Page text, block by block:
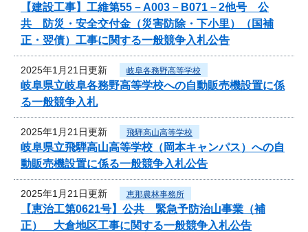
【建設工事】工維第55－A003－B071－2他号 公
共 防災・安全交付金（災害防除・下小里）（国補
正・翌債）工事に関する一般競争入札公告
2025年1月21日更新 岐阜各務野高等学校
岐阜県立岐阜各務野高等学校への自動販売機設置に係
る一般競争入札
2025年1月21日更新 飛騨高山高等学校
岐阜県立飛騨高山高等学校（岡本キャンパス）への自
動販売機設置に係る一般競争入札公告
2025年1月21日更新 恵那農林事務所
【恵治工第0621号】公共 緊急予防治山事業（補
正） 大倉地区工事に関する一般競争入札公告